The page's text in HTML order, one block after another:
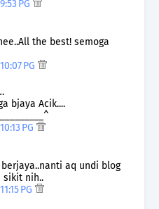
PG
the best! semoga
PG
bjaya Acik....
PG
aq undi blog
sikit nih..
PG